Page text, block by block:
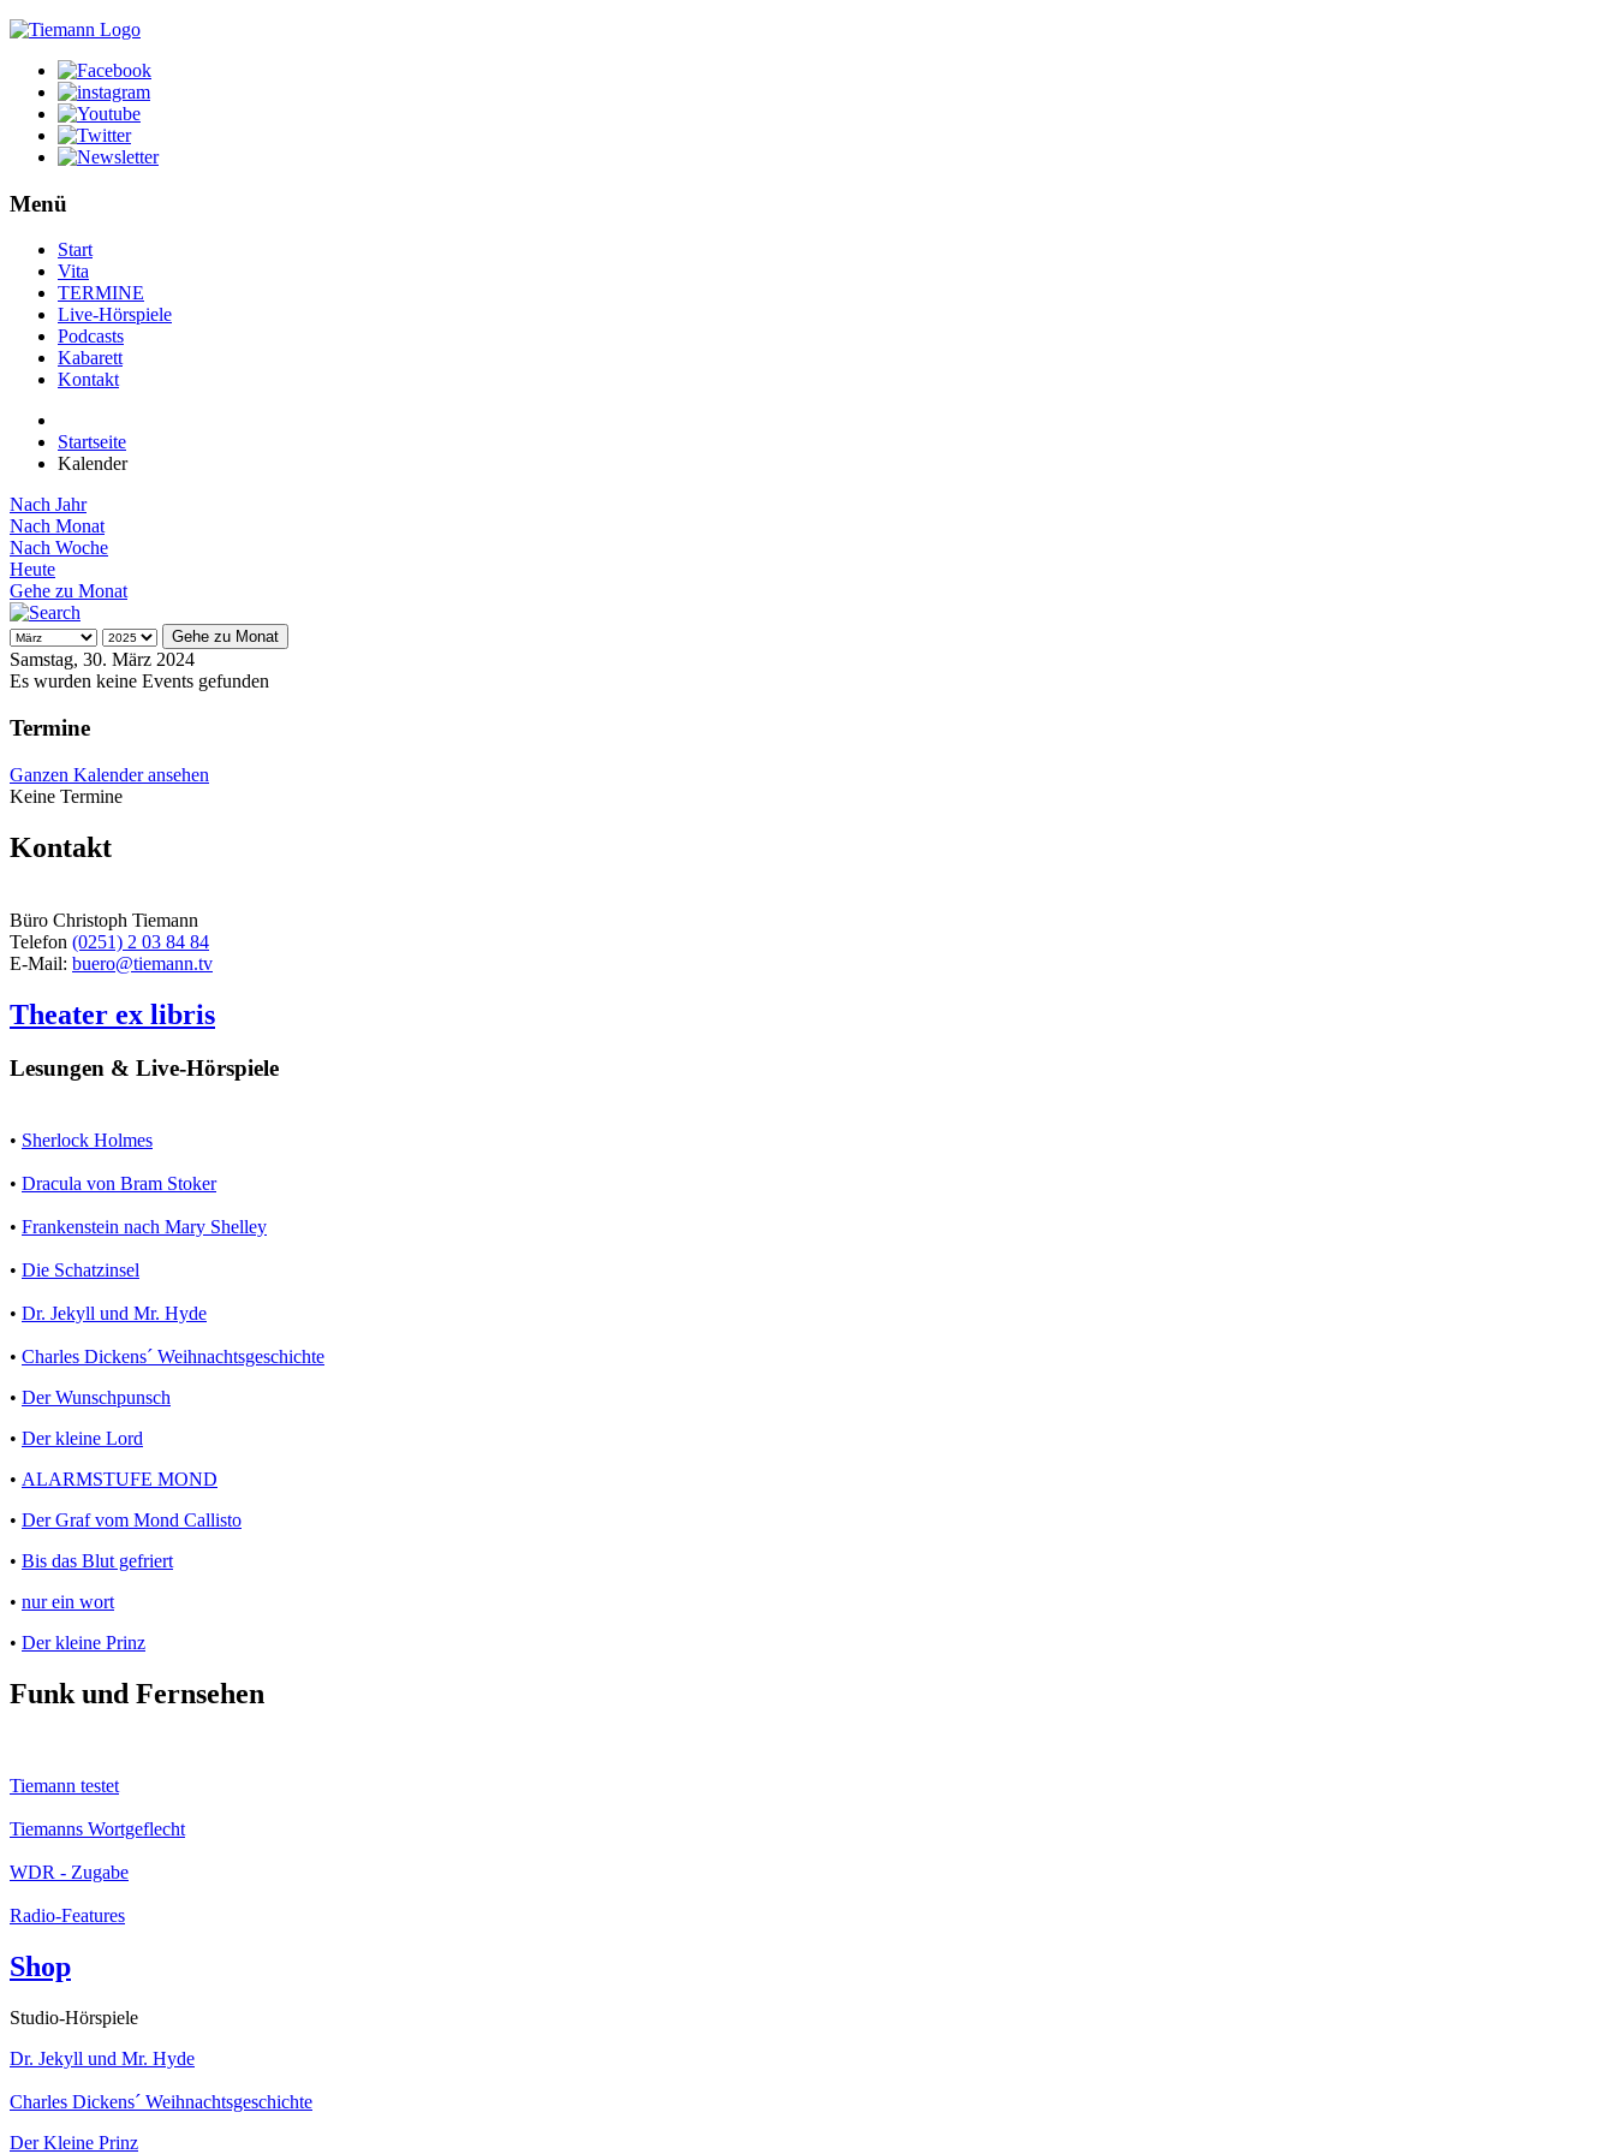
Menü
Start
Vita
TERMINE
Live-Hörspiele
Podcasts
Kabarett
Kontakt
Startseite
Kalender
Nach Jahr
Nach Monat
Nach Woche
Heute
Gehe zu Monat
Gehe zu Monat
Samstag, 30. März 2024
Es wurden keine Events gefunden
Termine
Ganzen Kalender ansehen
Keine Termine
Kontakt
Büro Christoph Tiemann
Telefon (0251) 2 03 84 84
E-Mail: buero@tiemann.tv
Theater ex libris
Lesungen & Live-Hörspiele
• Sherlock Holmes
• Dracula von Bram Stoker
• Frankenstein nach Mary Shelley
• Die Schatzinsel
• Dr. Jekyll und Mr. Hyde
• Charles Dickens´ Weihnachtsgeschichte
• Der Wunschpunsch
• Der kleine Lord
• ALARMSTUFE MOND
• Der Graf vom Mond Callisto
• Bis das Blut gefriert
• nur ein wort
• Der kleine Prinz
Funk und Fernsehen
Tiemann testet
Tiemanns Wortgeflecht
WDR - Zugabe
Radio-Features
Shop
Studio-Hörspiele
Dr. Jekyll und Mr. Hyde
Charles Dickens´ Weihnachtsgeschichte
Der Kleine Prinz